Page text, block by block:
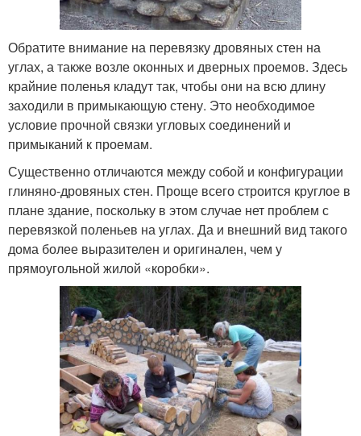
Обратите внимание на перевязку дровяных стен на
углах, а также возле оконных и дверных проемов. Здесь
крайние поленья кладут так, чтобы они на всю длину
заходили в примыкающую стену. Это необходимое
условие прочной связки угловых соединений и
примыканий к проемам.
Существенно отличаются между собой и конфигурации
глиняно-дровяных стен. Проще всего строится круглое в
плане здание, поскольку в этом случае нет проблем с
перевязкой поленьев на углах. Да и внешний вид такого
дома более выразителен и оригинален, чем у
прямоугольной жилой «коробки».